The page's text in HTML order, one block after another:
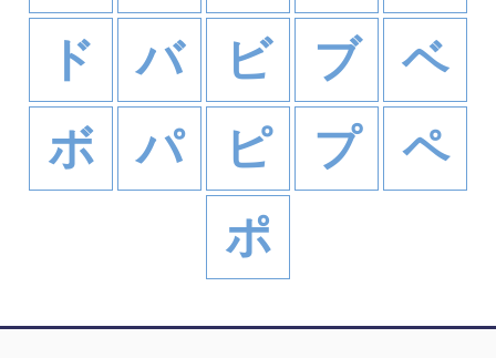
ド
バ ビ ブ
ベ
ボ
パ ピ プ
ペ
ポ